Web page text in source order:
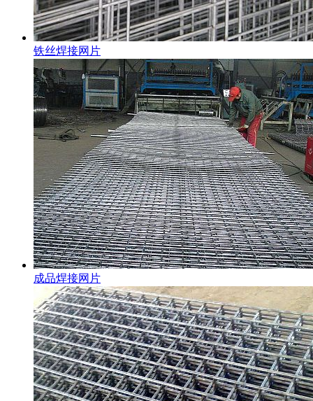
铁丝焊接网片
成品焊接网片